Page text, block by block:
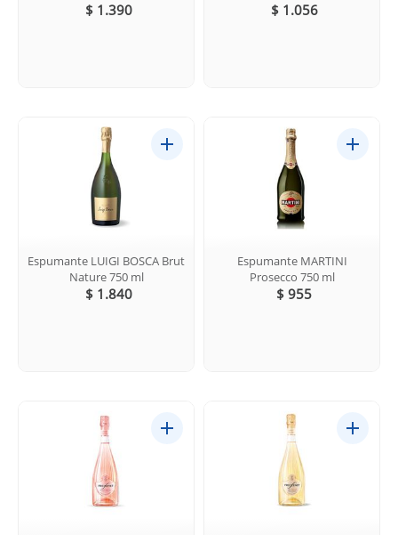
$ 1.390 $ 1.056
Espumante LUIGI BOSCA Brut
Nature 750 ml
$ 1.840
Espumante MARTINI
Prosecco 750 ml
$ 955